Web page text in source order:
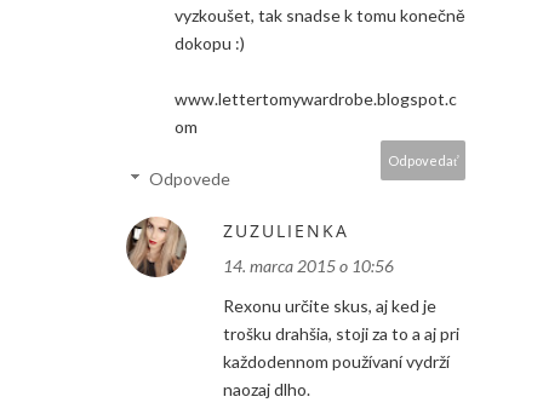
vyzkoušet, tak snadse k tomu konečně
dokopu :)
www.lettertomywardrobe.blogspot.c
om
Odpovedať
Odpovede
ZUZULIENKA
14. marca 2015 o 10:56
Rexonu určite skus, aj ked je
trošku drahšia, stoji za to a aj pri
každodennom používaní vydrží
naozaj dlho.